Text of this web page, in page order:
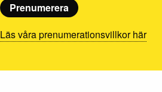
Prenumerera
Läs våra prenumerationsvillkor här